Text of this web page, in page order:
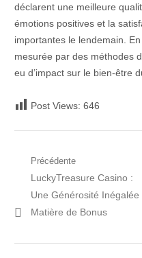
déclarent une meilleure
émotions positives et la
importantes le lendemain.
mesurée par des méthodes
eu d’impact sur le bien-être
Post Views: 646
Navigation
l’article
Précédente
Post
précédent:
LuckyTreasure Casino :
Une Générosité Inégalée
Matière de Bonus